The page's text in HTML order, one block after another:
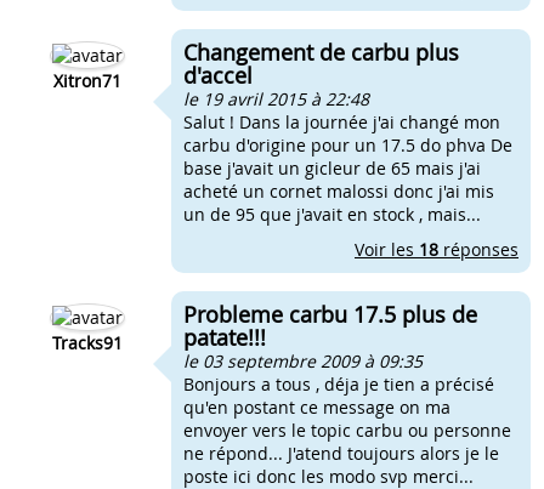
Xitron71
Changement de carbu plus
d'accel
le 19 avril 2015 à 22:48
Salut ! Dans la journée j'ai changé mon
carbu d'origine pour un 17.5 do phva De
base j'avait un gicleur de 65 mais j'ai
acheté un cornet malossi donc j'ai mis
un de 95 que j'avait en stock , mais...
Voir les 18 réponses
Tracks91
Probleme carbu 17.5 plus de
patate!!!
le 03 septembre 2009 à 09:35
Bonjours a tous , déja je tien a précisé
qu'en postant ce message on ma
envoyer vers le topic carbu ou personne
ne répond... J'atend toujours alors je le
poste ici donc les modo svp merci...